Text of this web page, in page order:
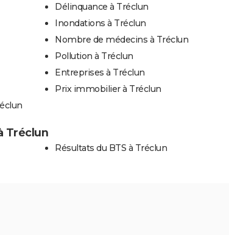
Délinquance à Tréclun
Inondations à Tréclun
Nombre de médecins à Tréclun
Pollution à Tréclun
Entreprises à Tréclun
Prix immobilier à Tréclun
Tréclun
Résultats du BTS à Tréclun